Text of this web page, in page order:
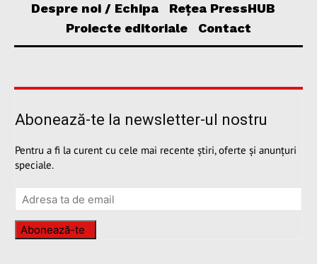
Despre noi / Echipa
Rețea PressHUB
Proiecte editoriale
Contact
Abonează-te la newsletter-ul nostru
Pentru a fi la curent cu cele mai recente știri, oferte și anunțuri
speciale.
Abonează-te